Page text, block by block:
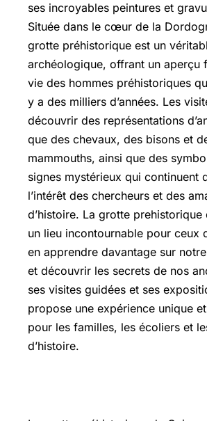
ses incroyables peintures et
Située dans le cœur de la
grotte préhistorique est un
archéologique, offrant un aperçu
vie des hommes préhistoriques
y a des milliers d’années. Les
découvrir des représentations
que des chevaux, des bisons et
mammouths, ainsi que des
signes mystérieux qui continuent
l’intérêt des chercheurs et des
d’histoire. La grotte
un lieu incontournable pour ceux
en apprendre davantage sur
et découvrir les secrets de nos
ses visites guidées et ses
propose une expérience unique
pour les familles, les écoliers et
d’histoire.